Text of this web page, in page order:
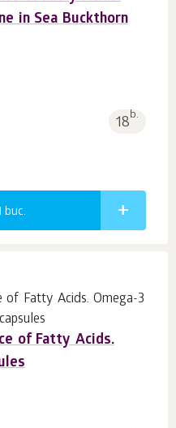
in Sea Buckthorn
18b.
buc.
of Fatty Acids.